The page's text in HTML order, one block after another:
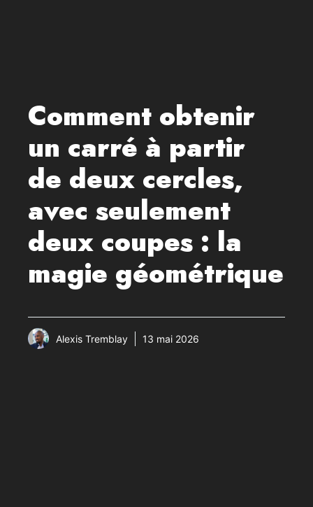
Comment obtenir
un carré à partir
de deux cercles,
avec seulement
deux coupes : la
magie géométrique
Alexis Tremblay 13 mai 2026